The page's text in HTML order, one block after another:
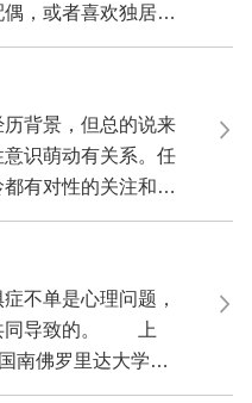
，或者喜欢独居的
背景，但总的说来
识萌动有关系。任
有对性的关注和探
不单是心理问题，
同导致的。 上
南佛罗里达大学医